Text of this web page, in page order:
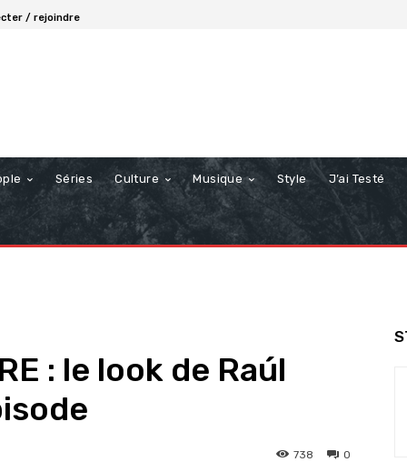
/ rejoindre
Séries Culture Musique Style J’ai Testé
: le look de Raúl
0
738